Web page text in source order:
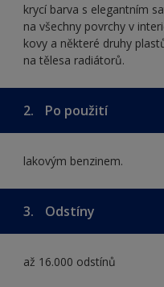
krycí barva s elegantním
na všechny povrchy v
kovy a některé druhy
na tělesa radiátorů.
2. Po použití
lakovým benzinem.
3. Odstíny
až 16.000 odstínů